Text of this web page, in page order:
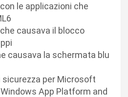
le applicazioni che
causava il blocco
causava la schermata blu
per Microsoft
App Platform and